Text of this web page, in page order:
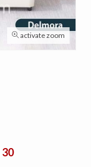
activate zoom